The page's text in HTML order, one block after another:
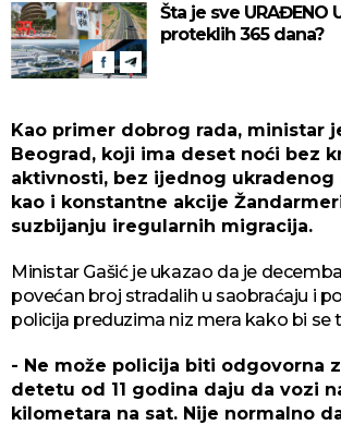
Šta je sve URAĐENO
proteklih 365 dana?
Kao primer dobrog rada, ministar
Beograd, koji ima deset noći bez
aktivnosti, bez ijednog ukradenog
kao i konstantne akcije
suzbijanju iregularnih migracija.
Ministar Gašić je ukazao da je
povećan broj stradalih u saobraćaju i
policija preduzima niz mera kako bi se
- Ne može policija biti odgovorna
detetu od 11 godina daju da vozi
kilometara na sat. Nije normalno